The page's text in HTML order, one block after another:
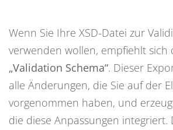
Wenn Sie Ihre XSD-Datei zur
verwenden wollen, empfiehlt sich
„Validation Schema“. Dieser
alle Änderungen, die Sie auf der
vorgenommen haben, und
die diese Anpassungen integriert.